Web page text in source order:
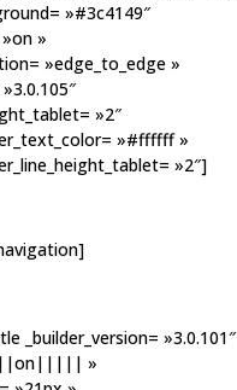
»#3c4149″
»
»edge_to_edge »
»2″
»#ffffff »
»2″]
_builder_version= »3.0.101″
»